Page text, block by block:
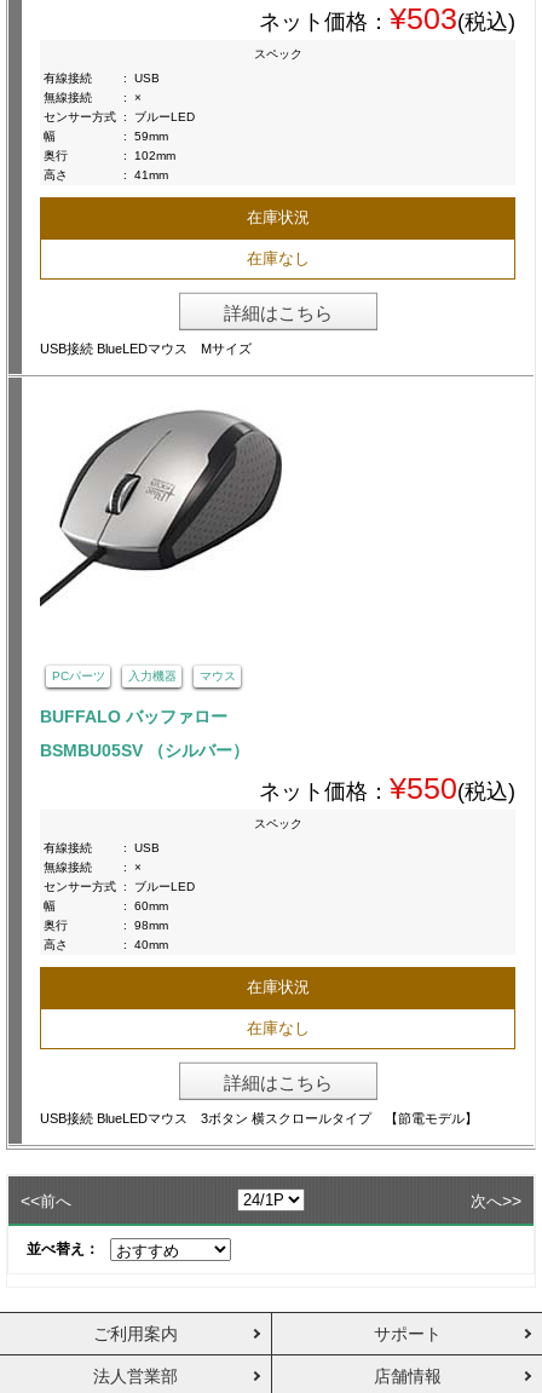
ネット価格： ¥503(税込)
スペック
有線接続
:
USB
無線接続
:
×
センサー方式 :
ブルーLED
幅
:
59mm
奥行
:
102mm
高さ
: 41mm
在庫状況
在庫なし
詳細はこちら
USB接続 BlueLEDマウス Mサイズ
PCパーツ 入力機器 マウス
BUFFALO バッファロー
BSMBU05SV （シルバー）
ネット価格： ¥550(税込)
スペック
有線接続
:
USB
無線接続
:
×
センサー方式 :
ブルーLED
幅
:
60mm
奥行
:
98mm
高さ
: 40mm
在庫状況
在庫なし
詳細はこちら
USB接続 BlueLEDマウス 3ボタン 横スクロールタイプ 【節電モデル】
<<前へ 次へ>>
並べ替え：
ご利用案内 サポート
法人営業部 店舗情報